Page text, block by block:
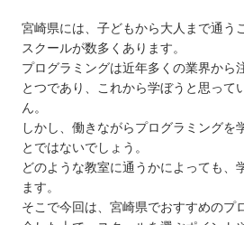
宮崎県には、子どもから大人まで通う
スクールが数多くあります。
プログラミングは近年多くの業界から
とつであり、これから学ぼうと思って
ん。
しかし、働きながらプログラミングを
とではないでしょう。
どのような教室に通うかによっても、
ます。
そこで今回は、宮崎県でおすすめのプ